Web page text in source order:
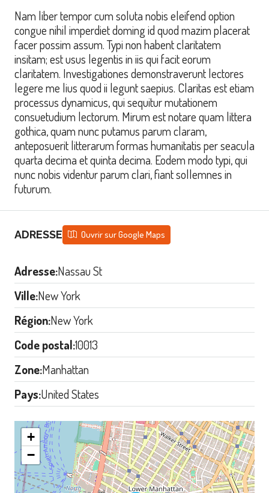
Nam liber tempor cum soluta nobis eleifend option
congue nihil imperdiet doming id quod mazim placerat
facer possim assum. Typi non habent claritatem
insitam; est usus legentis in iis qui facit eorum
claritatem. Investigationes demonstraverunt lectores
legere me lius quod ii legunt saepius. Claritas est etiam
processus dynamicus, qui sequitur mutationem
consuetudium lectorum. Mirum est notare quam littera
gothica, quam nunc putamus parum claram,
anteposuerit litterarum formas humanitatis per seacula
quarta decima et quinta decima. Eodem modo typi, qui
nunc nobis videntur parum clari, fiant sollemnes in
futurum.
ADRESSE Ouvrir sur Google Maps
Adresse:Nassau St
Ville:New York
Région:New York
Code postal:10013
Zone:Manhattan
Pays:United States
+
−